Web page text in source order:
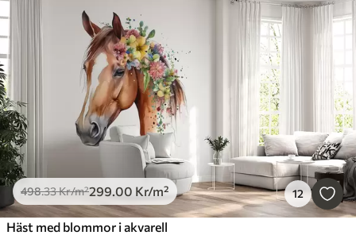
498.33Kr/m²299.00 Kr/m² 12
Häst med blommor i akvarell